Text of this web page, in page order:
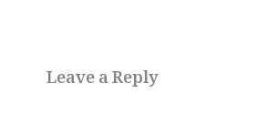
Leave a Reply